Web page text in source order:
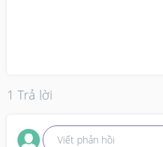
1 Trả lời
Viết phản hồi